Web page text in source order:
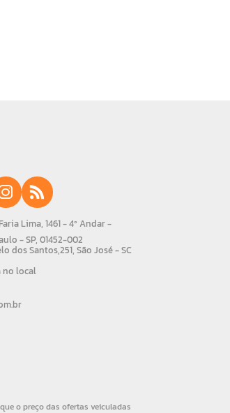
Lima, 1461 - 4º Andar -
- SP, 01452-002
dos Santos,251, São José - SC
no local